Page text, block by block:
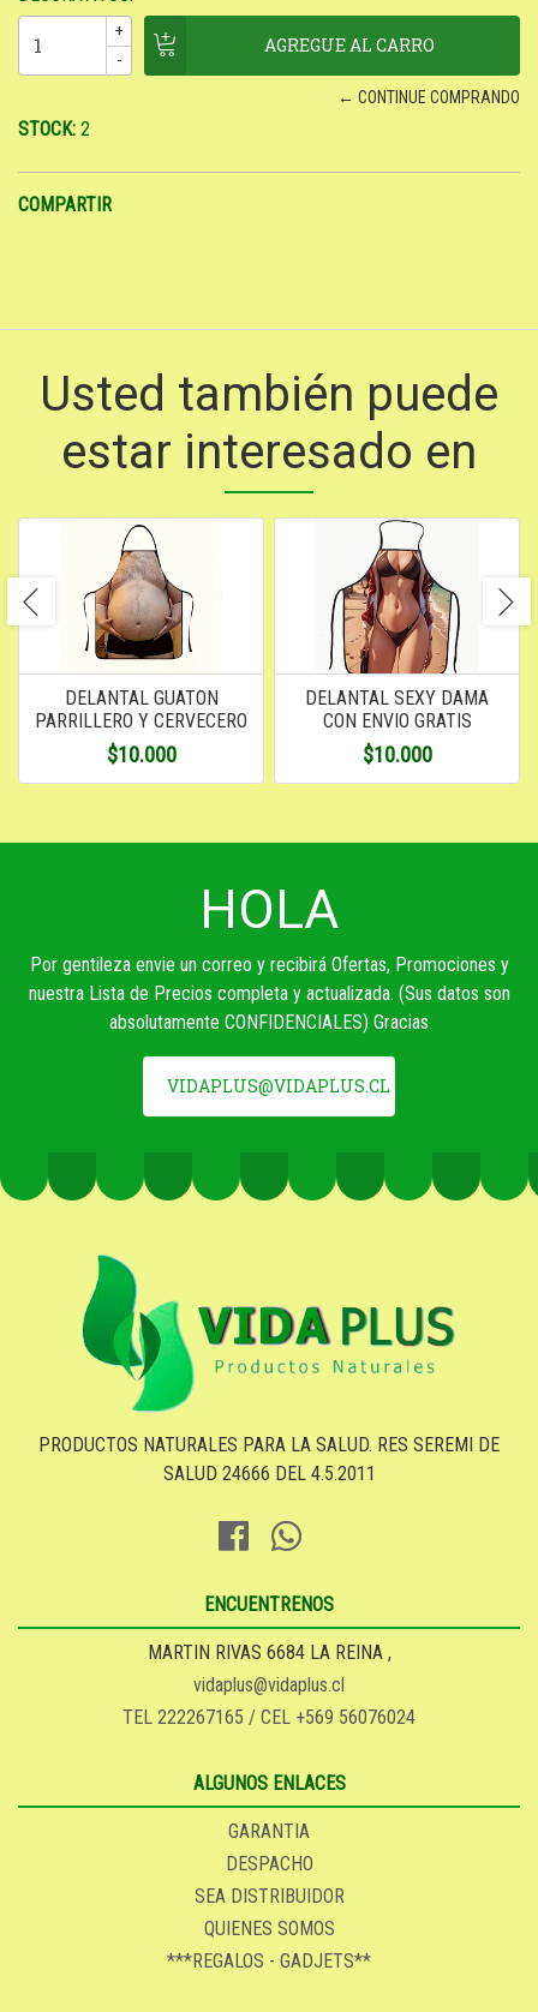
+
-
← CONTINUE COMPRANDO
STOCK: 2
COMPARTIR
Usted también puede
estar interesado en
DELANTAL GUATON
PARRILLERO Y CERVECERO
$10.000
DELANTAL SEXY DAMA
CON ENVIO GRATIS
$10.000
HOLA
Por gentileza envie un correo y recibirá Ofertas, Promociones y
nuestra Lista de Precios completa y actualizada. (Sus datos son
absolutamente CONFIDENCIALES) Gracias
VIDAPLUS@VIDAPLUS.CL
PRODUCTOS NATURALES PARA LA SALUD. RES SEREMI DE
SALUD 24666 DEL 4.5.2011
ENCUENTRENOS
MARTIN RIVAS 6684 LA REINA ,
vidaplus@vidaplus.cl
TEL 222267165 / CEL +569 56076024
ALGUNOS ENLACES
GARANTIA
DESPACHO
SEA DISTRIBUIDOR
QUIENES SOMOS
***REGALOS - GADJETS**